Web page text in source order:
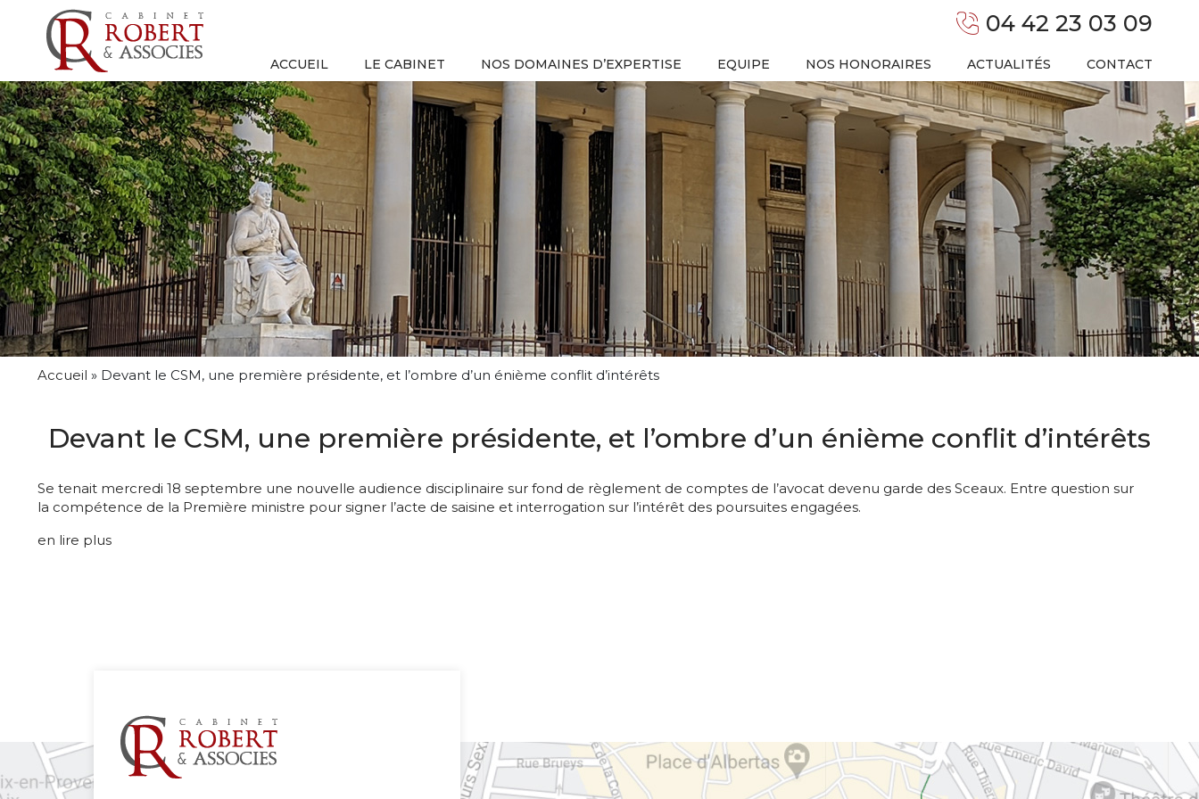
04 42 23 03 09
ACCUEIL LE CABINET NOS DOMAINES D’EXPERTISE EQUIPE NOS HONORAIRES ACTUALITÉS CONTACT
Accueil » Devant le CSM, une première présidente, et l’ombre d’un énième conflit d’intérêts
Devant le CSM, une première présidente, et l’ombre d’un énième conflit d’intérêts
Se tenait mercredi 18 septembre une nouvelle audience disciplinaire sur fond de règlement de comptes de l’avocat devenu garde des Sceaux. Entre question sur
la compétence de la Première ministre pour signer l’acte de saisine et interrogation sur l’intérêt des poursuites engagées.
en lire plus